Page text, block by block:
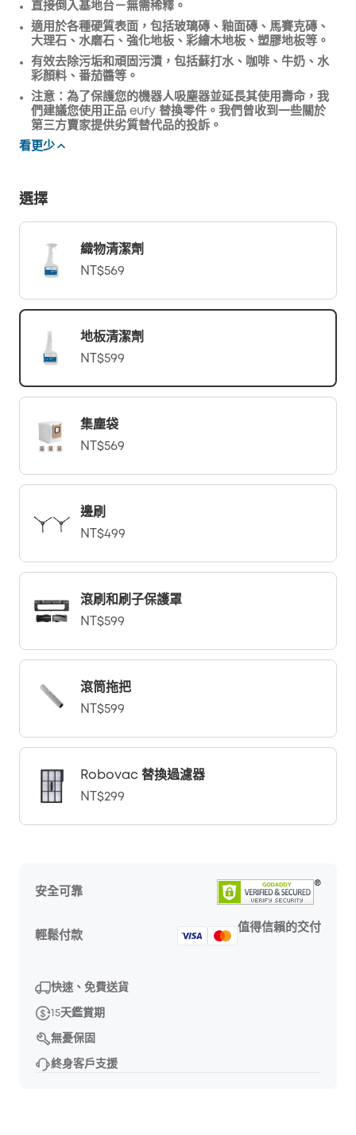
折扣
優惠碼:
複製
直接倒入基地台－無需稀釋。
適用於各種硬質表面，包括玻璃磚、釉面磚、馬賽克磚、
大理石、水磨石、強化地板、彩繪木地板、塑膠地板等。
有效去除污垢和頑固污漬，包括蘇打水、咖啡、牛奶、水
彩顏料、番茄醬等。
注意：為了保護您的機器人吸塵器並延長其使用壽命，我
們建議您使用正品 eufy 替換零件。我們曾收到一些關於
第三方賣家提供劣質替代品的投訴。
看更少
選擇
織物清潔劑
NT$569
地板清潔劑
NT$599
集塵袋
NT$569
邊刷
NT$499
滾刷和刷子保護罩
NT$599
滾筒拖把
NT$599
Robovac 替換過濾器
NT$299
安全可靠
輕鬆付款
值得信賴的交付
快速、免費送貨
15天鑑賞期
無憂保固
終身客戶支援